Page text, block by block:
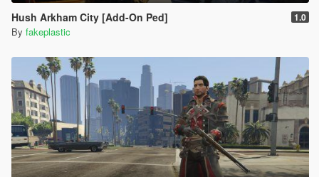
Hush Arkham City [Add-On Ped] 1.0
By fakeplastic